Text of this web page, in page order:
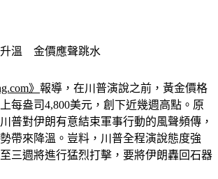
每盎司4,800美元，創下近幾週高點。原
普對伊朗有意結束軍事行動的風聲頻傳，
帶來降溫。豈料，川普全程演說態度強
三週將進行猛烈打擊，要將伊朗轟回石器